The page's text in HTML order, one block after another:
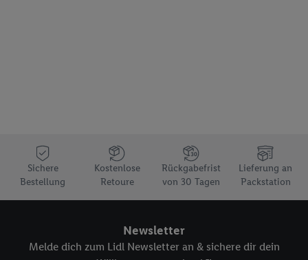
Sichere
Bestellung
Kostenlose
Retoure
Rückgabefrist
von 30 Tagen
Lieferung an
Packstation
Newsletter
Melde dich zum Lidl Newsletter an & sichere dir dein